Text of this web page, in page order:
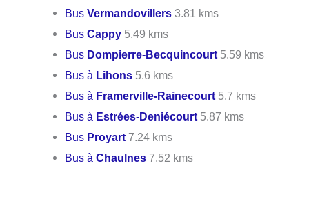
BusVermandovillers 3.81 kms
BusCappy 5.49 kms
Bus Dompierre-Becquincourt 5.59 kms
Bus à Lihons 5.6 kms
Bus à Framerville-Rainecourt 5.7 kms
Bus à Estrées-Deniécourt 5.87 kms
Bus Proyart 7.24 kms
Bus àChaulnes 7.52 kms